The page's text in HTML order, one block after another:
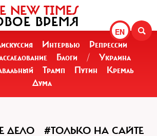
EN
NEW TIMES
ВРЕМЯ
Интервью
Репрессии
Блоги /
Украина
Трамп Путин
Кремль
Дума
ДЕЛО #ТОЛЬКО НА САЙТЕ